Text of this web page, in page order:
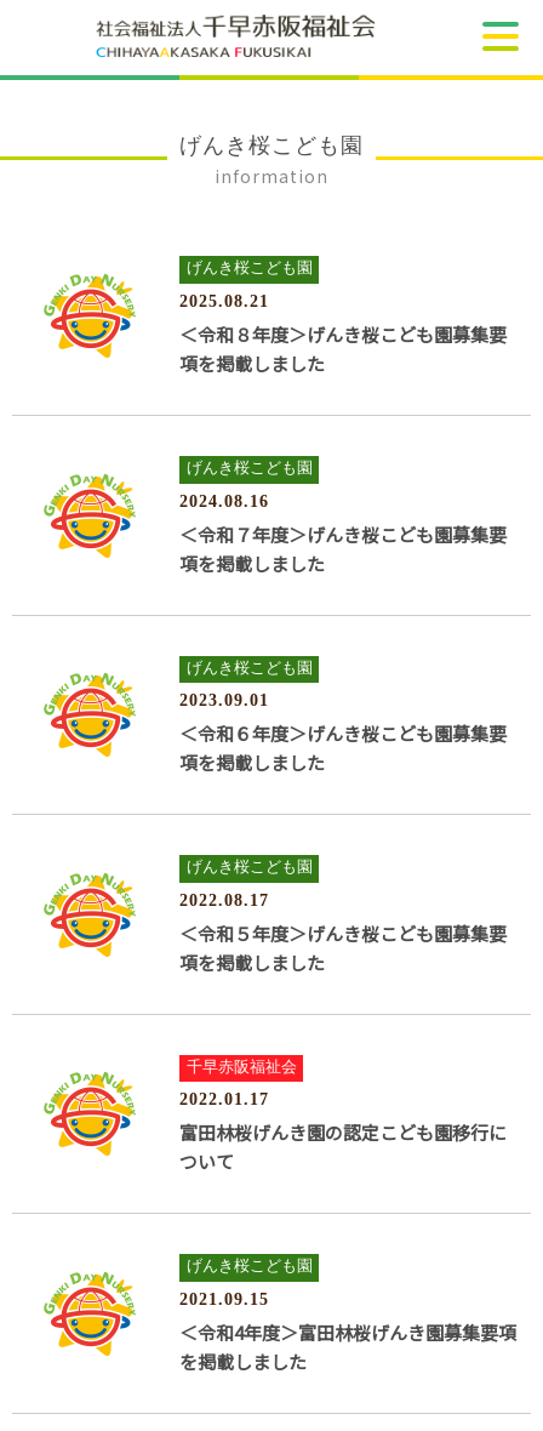
げんき桜こども園
information
げんき桜こども園
2025.08.21
＜令和８年度＞げんき桜こども園募集要
項を掲載しました
げんき桜こども園
2024.08.16
＜令和７年度＞げんき桜こども園募集要
項を掲載しました
げんき桜こども園
2023.09.01
＜令和６年度＞げんき桜こども園募集要
項を掲載しました
げんき桜こども園
2022.08.17
＜令和５年度＞げんき桜こども園募集要
項を掲載しました
千早赤阪福祉会
2022.01.17
富田林桜げんき園の認定こども園移行に
ついて
げんき桜こども園
2021.09.15
＜令和4年度＞富田林桜げんき園募集要項
を掲載しました